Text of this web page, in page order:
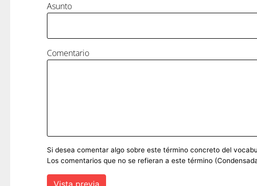
Asunto
Comentario
Si desea comentar algo sobre este término concreto del
Los comentarios que no se refieran a este término